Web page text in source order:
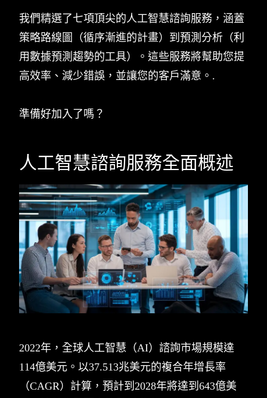
我們精選了七項頂尖的人工智慧諮詢服務，涵蓋
策略路線圖（循序漸進的計畫）到預測分析（利
用數據預測趨勢的工具）。這些服務將幫助您提
高效率、減少錯誤，並讓您的客戶滿意。.
準備好加入了嗎？
人工智慧諮詢服務全面概述
2022年，全球人工智慧（AI）諮詢市場規模達
114億美元。以37.513兆美元的複合年增長率
（CAGR）計算，預計到2028年將達到643億美